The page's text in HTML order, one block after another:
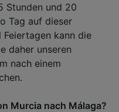
Stunden und 20
Tag auf dieser
Feiertagen kann die
daher unseren
nach einem
Murcia nach Málaga?